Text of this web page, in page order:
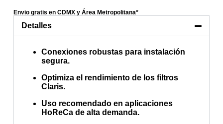
Envio gratis en CDMX y Área Metropolitana*
Detalles
Conexiones robustas para instalación
segura.
Optimiza el rendimiento de los filtros
Claris.
Uso recomendado en aplicaciones
HoReCa de alta demanda.